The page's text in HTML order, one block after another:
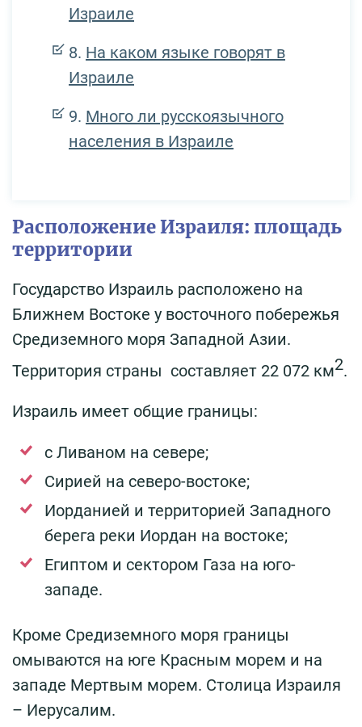
Израиле
На каком языке говорят в
Израиле
Много ли русскоязычного
населения в Израиле
Расположение Израиля: площадь
территории
Государство Израиль расположено на
Ближнем Востоке у восточного побережья
Средиземного моря Западной Азии.
Территория страны составляет 22 072 км2.
Израиль имеет общие границы:
с Ливаном на севере;
Сирией на северо-востоке;
Иорданией и территорией Западного
берега реки Иордан на востоке;
Египтом и сектором Газа на юго-
западе.
Кроме Средиземного моря границы
омываются на юге Красным морем и на
западе Мертвым морем. Столица Израиля
– Иерусалим.